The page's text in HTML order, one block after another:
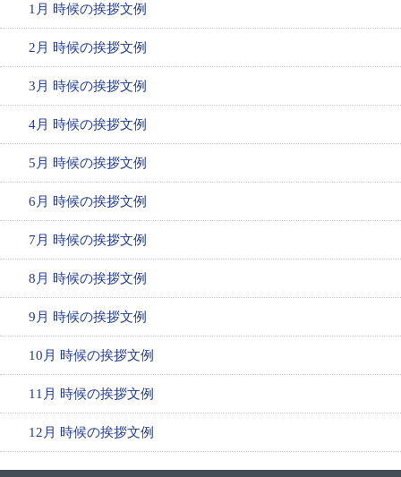
1月 時候の挨拶文例
2月 時候の挨拶文例
3月 時候の挨拶文例
4月 時候の挨拶文例
5月 時候の挨拶文例
6月 時候の挨拶文例
7月 時候の挨拶文例
8月 時候の挨拶文例
9月 時候の挨拶文例
10月 時候の挨拶文例
11月 時候の挨拶文例
12月 時候の挨拶文例